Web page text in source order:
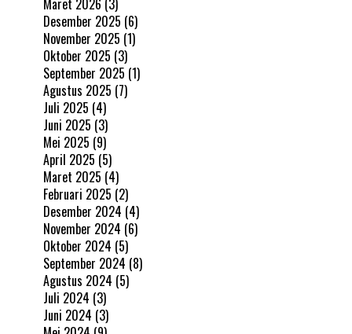
Desember 2025 (6)
November 2025 (1)
Oktober 2025 (3)
September 2025 (1)
Agustus 2025 (7)
Juli 2025 (4)
Juni 2025 (3)
Mei 2025 (9)
April 2025 (5)
Maret 2025 (4)
Februari 2025 (2)
Desember 2024 (4)
November 2024 (6)
Oktober 2024 (5)
September 2024 (8)
Agustus 2024 (5)
Juli 2024 (3)
Juni 2024 (3)